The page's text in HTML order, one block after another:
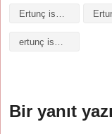
Ertunç isminin baş harfleriyle şiir
Bir yanıt